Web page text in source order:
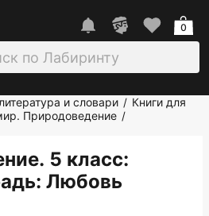
0
и словари / Книги для
Природоведение /
5 класс:
: Любовь